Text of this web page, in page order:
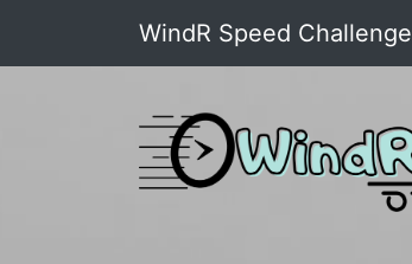
WindR Speed Challenge